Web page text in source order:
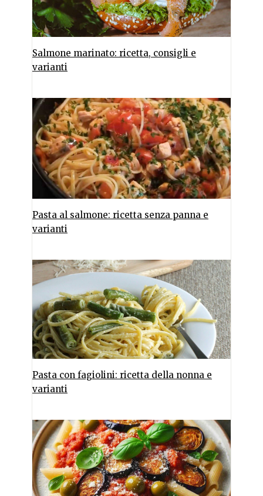
Salmone marinato: ricetta, consigli e
varianti
Pasta al salmone: ricetta senza panna e
varianti
Pasta con fagiolini: ricetta della nonna e
varianti